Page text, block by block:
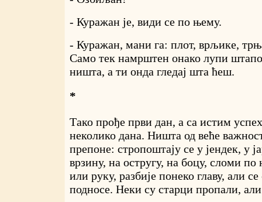
- Куражан је, види се по њему.
- Куражан, мани га: плот, врљике,
Само тек намрштен онако лупи
ништа, а ти онда гледај шта ћеш.
*
Тако прође први дан, а са истим
неколико дана. Ништа од веће
препоне: стропоштају се у јендек, у
врзину, на остругу, на боцу, сломи
или руку, разбије понеко главу, али
подносе. Неки су старци пропали,